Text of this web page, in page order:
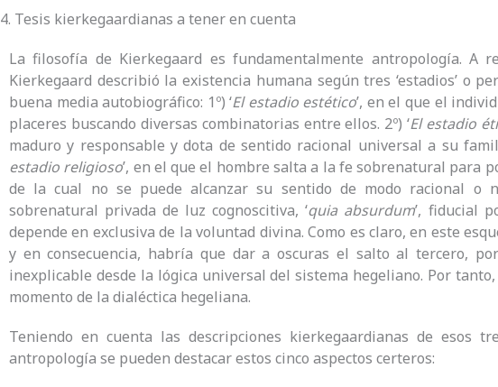
4. Tesis kierkegaardianas a tener en cuenta
La filosofía de Kierkegaard es fundamentalmente antropología. A
Kierkegaard describió la existencia humana según tres ‘estadios’ o
buena media autobiográfico: 1º) ‘El estadio estético’, en el que el
placeres buscando diversas combinatorias entre ellos. 2º) ‘El estadio
maduro y responsable y dota de sentido racional universal a su
estadio religioso’, en el que el hombre salta a la fe sobrenatural para
de la cual no se puede alcanzar su sentido de modo racional o
sobrenatural privada de luz cognoscitiva, ‘quia absurdum’, fiducial
depende en exclusiva de la voluntad divina. Como es claro, en este
y en consecuencia, habría que dar a oscuras el salto al tercero,
inexplicable desde la lógica universal del sistema hegeliano. Por
momento de la dialéctica hegeliana.
Teniendo en cuenta las descripciones kierkegaardianas de esos
antropología se pueden destacar estos cinco aspectos certeros: